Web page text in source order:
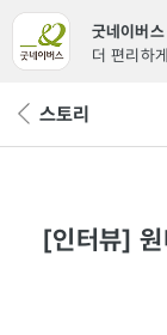
굿네이버
더 편리하
뒤 스토리
[인터뷰] 원